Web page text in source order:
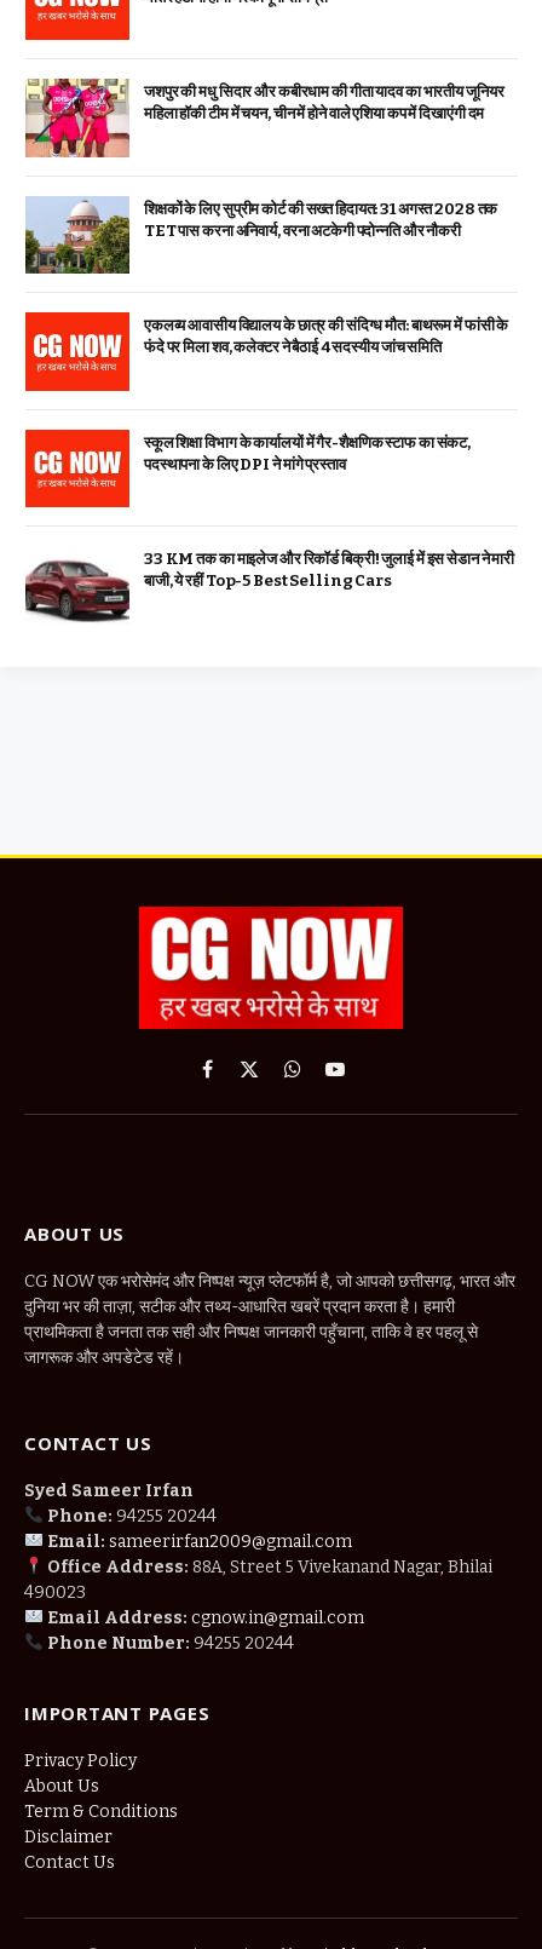
जशपुर की मधु सिदार और कबीरधाम की गीता यादव का भारतीय जूनियर
महिला हॉकी टीम में चयन, चीन में होने वाले एशिया कप में दिखाएंगी दम
शिक्षकों के लिए सुप्रीम कोर्ट की सख्त हिदायत: 31 अगस्त 2028 तक
TET पास करना अनिवार्य, वरना अटकेगी पदोन्नति और नौकरी
एकलव्य आवासीय विद्यालय के छात्र की संदिग्ध मौत: बाथरूम में फांसी के
फंदे पर मिला शव, कलेक्टर ने बैठाई 4 सदस्यीय जांच समिति
स्कूल शिक्षा विभाग के कार्यालयों में गैर-शैक्षणिक स्टाफ का संकट,
पदस्थापना के लिए DPI ने मांगे प्रस्ताव
33 KM तक का माइलेज और रिकॉर्ड बिक्री! जुलाई में इस सेडान ने मारी
बाजी, ये रहीं Top-5 Best Selling Cars
Facebook
X
WhatsApp
YouTube
ABOUT US
CG NOW एक भरोसेमंद और निष्पक्ष न्यूज़ प्लेटफॉर्म है, जो आपको छत्तीसगढ़, भारत और
दुनिया भर की ताज़ा, सटीक और तथ्य-आधारित खबरें प्रदान करता है। हमारी
प्राथमिकता है जनता तक सही और निष्पक्ष जानकारी पहुँचाना, ताकि वे हर पहलू से
जागरूक और अपडेटेड रहें।
CONTACT US
Syed Sameer Irfan
Phone: 94255 20244
Email: sameerirfan2009@gmail.com
Office Address: 88A, Street 5 Vivekanand Nagar, Bhilai
490023
Email Address: cgnow.in@gmail.com
Phone Number: 94255 20244
IMPORTANT PAGES
Privacy Policy
About Us
Term & Conditions
Disclaimer
Contact Us